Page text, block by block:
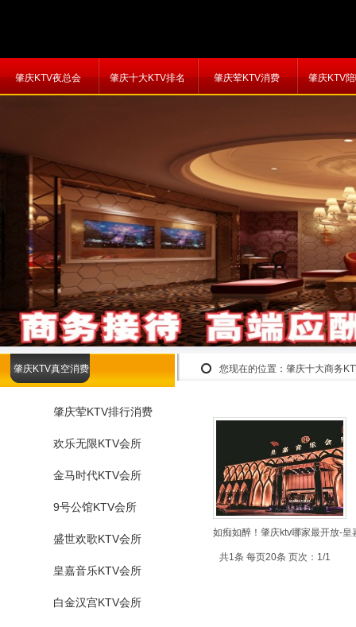
肇庆KTV夜总会 肇庆十大KTV排名 肇庆荤KTV消费 肇庆KTV
您现在的位置： 肇庆十大商务
肇庆KTV真空消费
肇庆荤KTV排行消费
欢乐无限KTV会所
金马时代KTV会所
9号公馆KTV会所
盛世欢歌KTV会所
皇嘉音乐KTV会所
白金汉宫KTV会所
如痴如醉！肇庆ktv哪家最开放-
共1条 每页20条 页次：1/1